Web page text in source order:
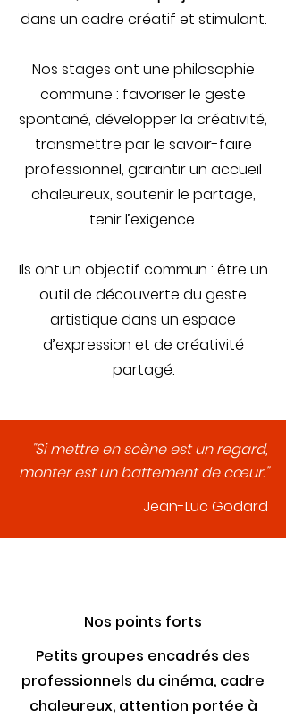
dans un cadre créatif et stimulant.
Nos stages ont une philosophie
commune : favoriser le geste
spontané, développer la créativité,
transmettre par le savoir-faire
professionnel, garantir un accueil
chaleureux, soutenir le partage,
tenir l’exigence.
Ils ont un objectif commun : être un
outil de découverte du geste
artistique dans un espace
d’expression et de créativité
partagé.
"Si mettre en scène est un regard,
monter est un battement de cœur."
Jean-Luc Godard
Nos points forts
Petits groupes encadrés des
professionnels du cinéma, cadre
chaleureux, attention portée à